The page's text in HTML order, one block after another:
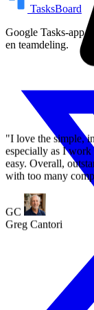
GC
TasksBoard
Google Tasks-app
en teamdeling.